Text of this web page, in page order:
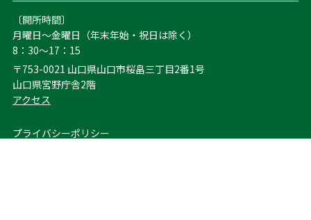
〔開所時間〕
月曜日～金曜日（年末年始・祝日は除く）
8：30～17：15
〒753-0021 山口県山口市桜畠三丁目2番1号
山口県宮野庁舎2階
アクセス
プライバシーポリシー